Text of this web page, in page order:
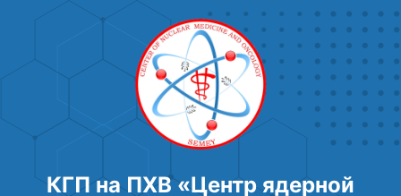
КГП на ПХВ «Центр ядерной